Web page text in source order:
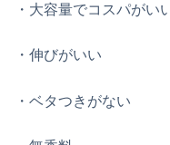
・大容量でコスパがい
・伸びがいい
・ベタつきがない